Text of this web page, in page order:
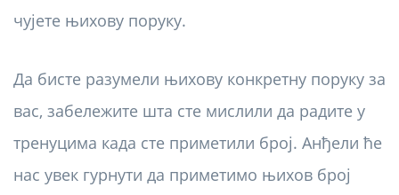
чујете њихову поруку.
Да бисте разумели њихову конкретну поруку за
вас, забележите шта сте мислили да радите у
тренуцима када сте приметили број. Анђели ће
нас увек гурнути да приметимо њихов број